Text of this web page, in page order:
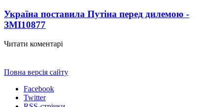
Україна поставила Путіна перед дилемою -
ЗМІ10877
Читати коментарі
Повна версія сайту
Facebook
Twitter